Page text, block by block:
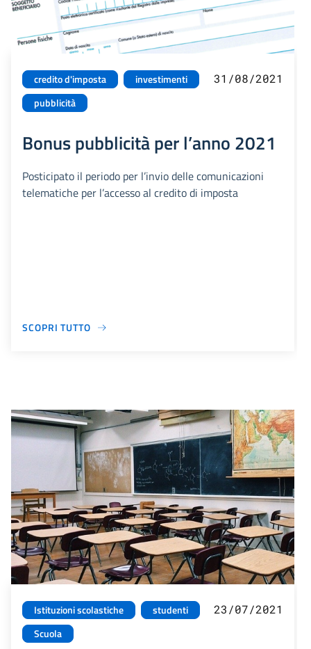
credito d'imposta
investimenti
pubblicità
31/08/2021
Bonus pubblicità per l’anno 2021
Posticipato il periodo per l’invio delle comunicazioni
telematiche per l’accesso al credito di imposta
SCOPRI TUTTO
Istituzioni scolastiche
studenti
Scuola
23/07/2021